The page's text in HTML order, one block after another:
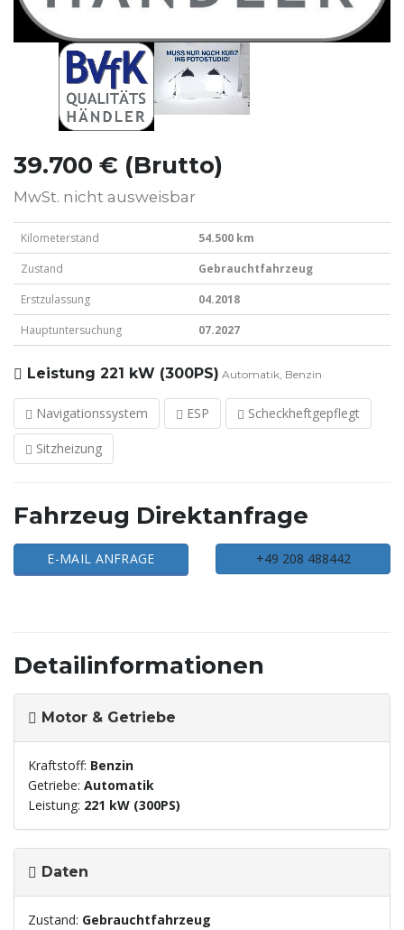
39.700 € (Brutto)
MwSt. nicht ausweisbar
Kilometerstand
54.500 km
Zustand
Gebrauchtfahrzeug
Erstzulassung
04.2018
Hauptuntersuchung
07.2027
Leistung 221 kW (300PS) Automatik, Benzin
Navigationssystem ESP Scheckheftgepflegt
Sitzheizung
Fahrzeug Direktanfrage
E-MAIL ANFRAGE +49 208 488442
Detailinformationen
Motor & Getriebe
Kraftstoff: Benzin
Getriebe: Automatik
Leistung: 221 kW (300PS)
Daten
Zustand: Gebrauchtfahrzeug